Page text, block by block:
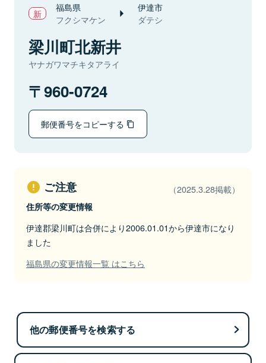
福島県
フクシマケン
伊達市
ダテシ
梁川町北新井
ヤナガワマチキタアライ
960-0724
郵便番号をコピーする
ご注意 （2025.3.28掲載）
住所等の変更情報
伊達郡梁川町は合併により2006.01.01から伊達市になり
ました
福島県の変更情報一覧 はこちら
他の郵便番号を検索する